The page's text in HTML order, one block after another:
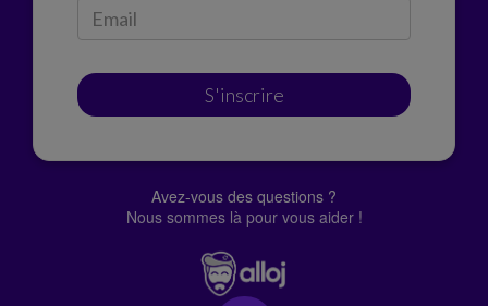
S'inscrire
Avez-vous des questions ?
Nous sommes là pour vous aider !